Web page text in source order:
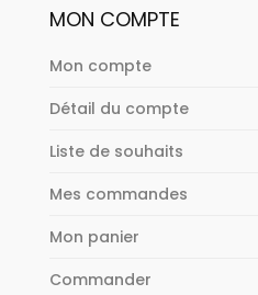
MON COMPTE
Mon compte
Détail du compte
Liste de souhaits
Mes commandes
Mon panier
Commander